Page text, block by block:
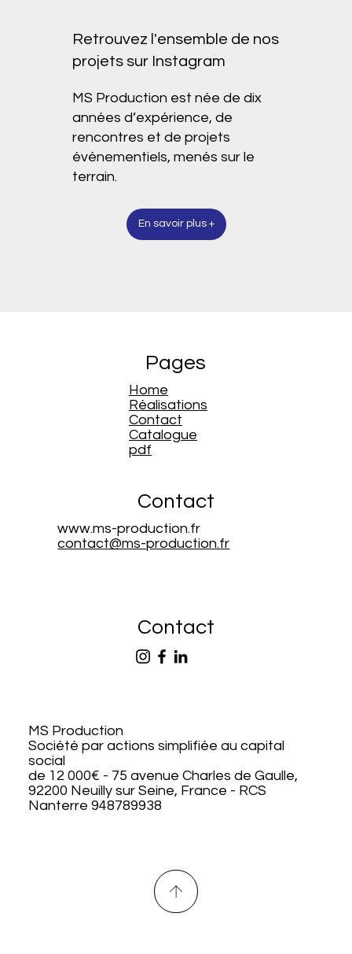
Retrouvez l'ensemble de nos
projets sur Instagram
MS Production est née de dix
années d’expérience, de
rencontres et de projets
événementiels, menés sur le
terrain.
En savoir plus +
Pages
Home
Réalisations
Contact
Catalogue
pdf
Contact
www.ms-production.fr
contact@ms-production.fr
Contact
MS Production
Société par actions simplifiée au capital
social
de 12 000€ - 75 avenue Charles de Gaulle,
92200 Neuilly sur Seine, France - RCS
Nanterre 948789938